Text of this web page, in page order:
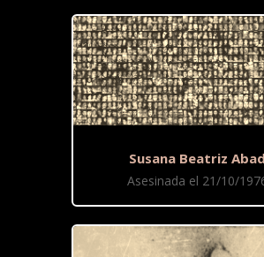
Susana Beatriz Abad
Asesinada el 21/10/